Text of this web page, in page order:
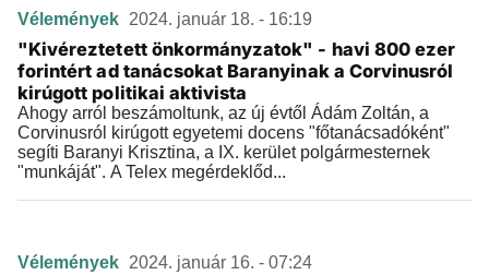
Vélemények 2024. január 18. - 16:19
"Kivéreztetett önkormányzatok" - havi 800 ezer
forintért ad tanácsokat Baranyinak a Corvinusról
kirúgott politikai aktivista
Ahogy arról beszámoltunk, az új évtől Ádám Zoltán, a
Corvinusról kirúgott egyetemi docens "főtanácsadóként"
segíti Baranyi Krisztina, a IX. kerület polgármesternek
"munkáját". A Telex megérdeklőd...
Vélemények 2024. január 16. - 07:24